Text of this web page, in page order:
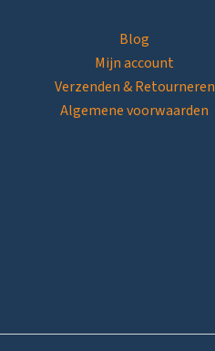
Blog
Mijn account
Verzenden & Retourneren
Algemene voorwaarden